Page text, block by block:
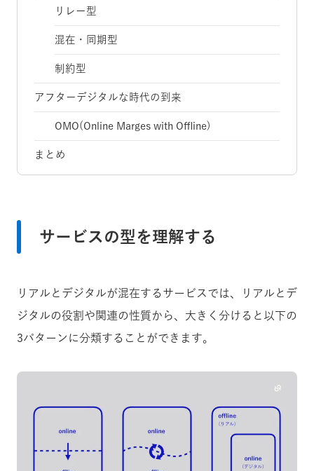
リレー型
混在・同期型
制約型
アフターデジタルな時代の到来
OMO(Online Marges with Offline)
まとめ
サービスの型を理解する
リアルとデジタルが混在するサービスでは、リアルとデ
ジタルの役割や関連の性質から、大きく分けると以下の
3パターンに分類することができます。